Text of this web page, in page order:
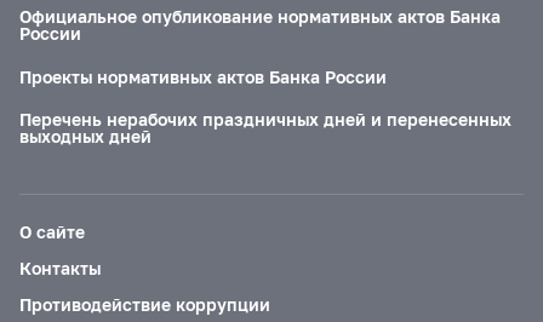
Официальное опубликование нормативных актов Банка
России
Проекты нормативных актов Банка России
Перечень нерабочих праздничных дней и перенесенных
выходных дней
О сайте
Контакты
Противодействие коррупции